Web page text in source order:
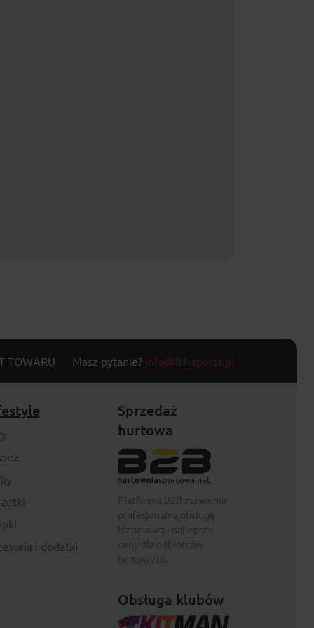
TOWARU Masz pytanie? info@81-sports.pl
i dodatki
Sprzedaż
hurtowa
Obsługa klubów